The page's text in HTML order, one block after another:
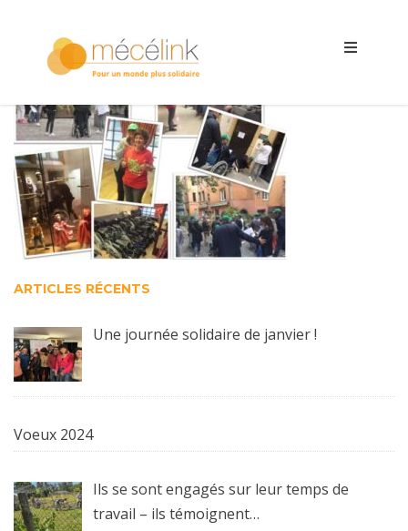
ARTICLES RÉCENTS
Une journée solidaire de janvier !
Voeux 2024
Ils se sont engagés sur leur temps de
travail – ils témoignent…